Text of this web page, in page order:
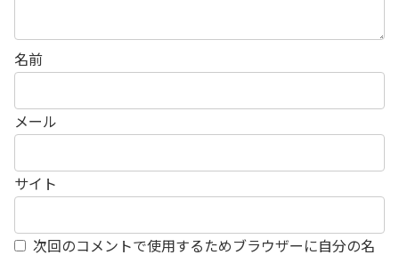
名前
メール
サイト
次回のコメントで使用するためブラウザーに自分の名